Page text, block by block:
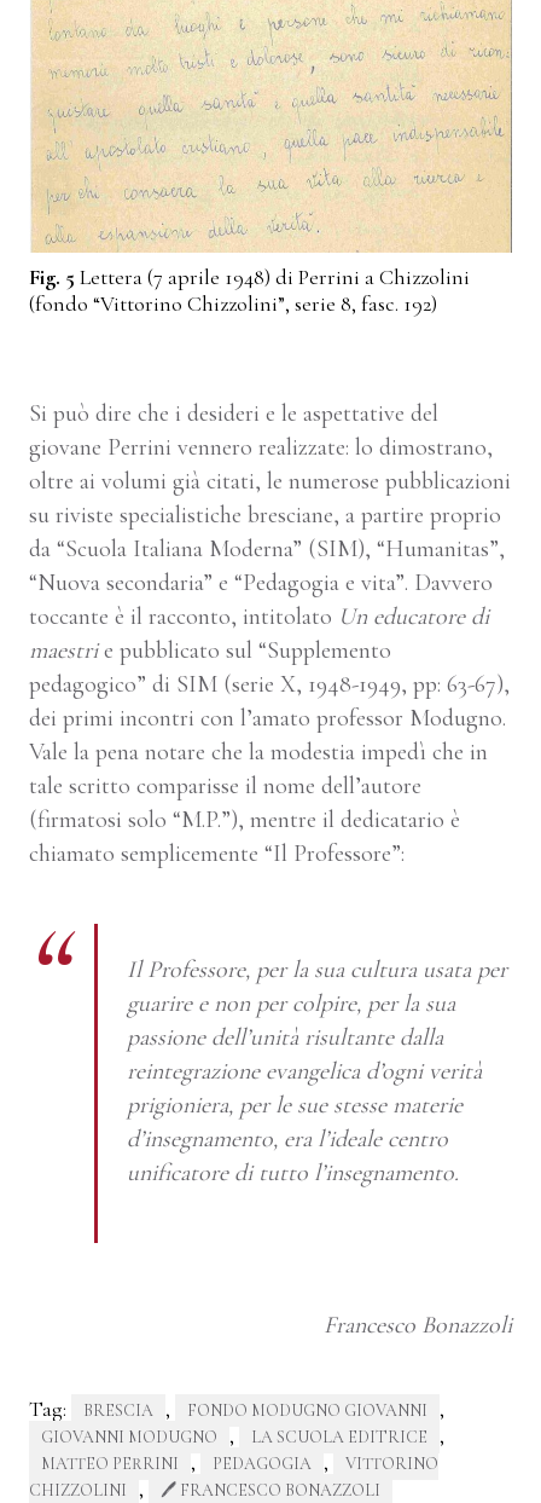
Fig. 5 Lettera (7 aprile 1948) di Perrini a Chizzolini
(fondo “Vittorino Chizzolini”, serie 8, fasc. 192)
Si può dire che i desideri e le aspettative del
giovane Perrini vennero realizzate: lo dimostrano,
oltre ai volumi già citati, le numerose pubblicazioni
su riviste specialistiche bresciane, a partire proprio
da “Scuola Italiana Moderna” (SIM), “Humanitas”,
“Nuova secondaria” e “Pedagogia e vita”. Davvero
toccante è il racconto, intitolato Un educatore di
maestrie pubblicato sul “Supplemento
pedagogico” di SIM (serie X, 1948-1949, pp: 63-67),
dei primi incontri con l’amato professor Modugno.
Vale la pena notare che la modestia impedì che in
tale scritto comparisse il nome dell’autore
(firmatosi solo “M.P.”), mentre il dedicatario è
chiamato semplicemente “Il Professore”:
Il Professore, per la sua cultura usata per
guarire e non per colpire, per la sua
passione dell’unità risultante dalla
reintegrazione evangelica d’ogni verità
prigioniera, per le sue stesse materie
d’insegnamento, era l’ideale centro
unificatore di tutto l’insegnamento.
Francesco Bonazzoli
Tag: BRESCIA , FONDO MODUGNO GIOVANNI ,
GIOVANNI MODUGNO , LA SCUOLA EDITRICE ,
MATTEO PERRINI , PEDAGOGIA ,
VITTORINO
CHIZZOLINI
, 🖊 FRANCESCO BONAZZOLI